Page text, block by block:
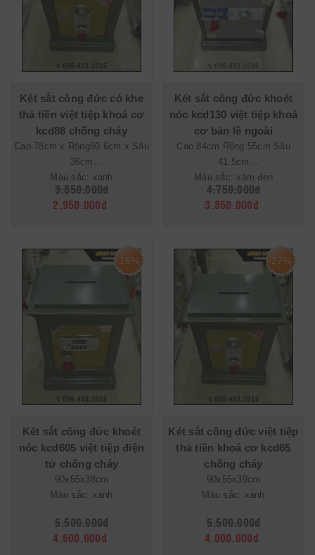
Két sắt công đức có khe
thả tiền việt tiệp khoá cơ
kcd88 chống cháy
Cao 78cm x Rộng50.6cm x Sâu
36cm
Màu sắc: xanh
3.850.000đ
2.950.000đ
Két sắt công đức khoét
nóc kcd130 việt tiệp khoá
cơ bản lề ngoài
Cao 84cm Rộng 55cm Sâu
41.5cm
Màu sắc: xám đen
4.750.000đ
3.850.000đ
16%
Két sắt công đức khoét
nóc kcd605 việt tiệp điện
tử chống cháy
90x55x38cm
Màu sắc: xanh
5.500.000đ
4.600.000đ
27%
Két sắt công đức việt tiệp
thả tiền khoá cơ kcd65
chống cháy
90x55x39cm
Màu sắc: xanh
5.500.000đ
4.000.000đ